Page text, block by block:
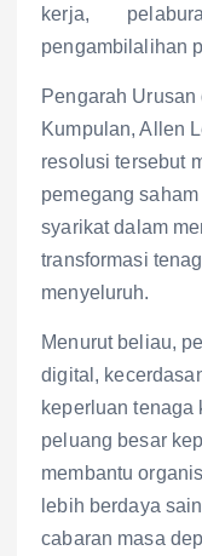
kerja,
pengambilalihan
Pengarah
Kumpulan, Allen
resolusi tersebut
pemegang
syarikat dalam
transformasi
menyeluruh.
Menurut beliau,
digital,
keperluan tenaga
peluang besar
membantu
lebih berdaya
cabaran masa